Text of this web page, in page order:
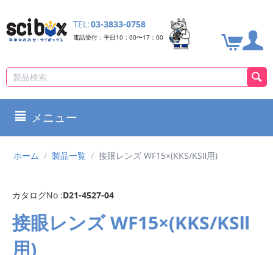
TEL:03-3833-0758
電話受付：平日10：00〜17：00
メニュー
ホーム / 製品一覧 / 接眼レンズ WF15×(KKS/KSⅡ用)
カタログNo :D21-4527-04
接眼レンズ WF15×(KKS/KSⅡ
用)